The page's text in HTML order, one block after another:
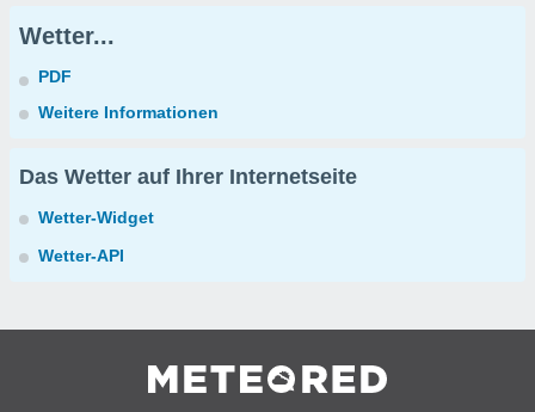
Wetter...
PDF
Weitere Informationen
Das Wetter auf Ihrer Internetseite
Wetter-Widget
Wetter-API